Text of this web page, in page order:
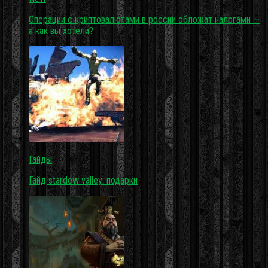
Операции с криптовалютами в россии обложат налогами —
а как вы хотели?
Гайды
Гайд stardew valley: подарки